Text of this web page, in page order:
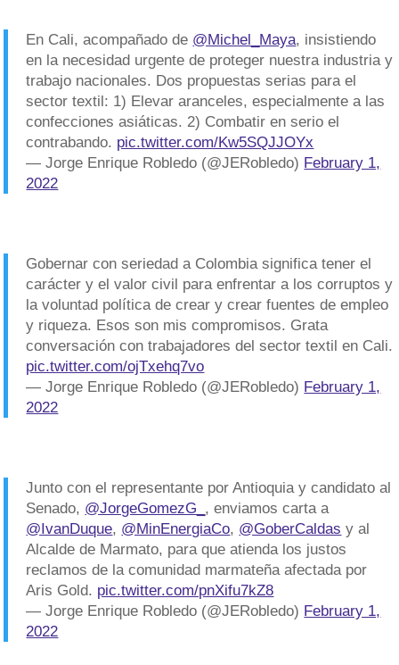
En Cali, acompañado de @Michel_Maya, insistiendo
en la necesidad urgente de proteger nuestra industria y
trabajo nacionales. Dos propuestas serias para el
sector textil: 1) Elevar aranceles, especialmente a las
confecciones asiáticas. 2) Combatir en serio el
contrabando. pic.twitter.com/Kw5SQJJOYx
— Jorge Enrique Robledo (@JERobledo) February 1,
2022
Gobernar con seriedad a Colombia significa tener el
carácter y el valor civil para enfrentar a los corruptos y
la voluntad política de crear y crear fuentes de empleo
y riqueza. Esos son mis compromisos. Grata
conversación con trabajadores del sector textil en Cali.
pic.twitter.com/ojTxehq7vo
— Jorge Enrique Robledo (@JERobledo) February 1,
2022
Junto con el representante por Antioquia y candidato al
Senado, @JorgeGomezG_ , enviamos carta a
@IvanDuque, @MinEnergiaCo, @GoberCaldas y al
Alcalde de Marmato, para que atienda los justos
reclamos de la comunidad marmateña afectada por
Aris Gold. pic.twitter.com/pnXifu7kZ8
— Jorge Enrique Robledo (@JERobledo) February 1,
2022